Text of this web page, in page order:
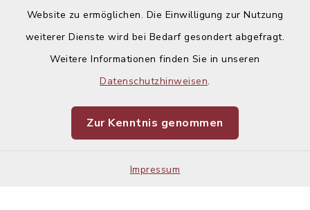
Website zu ermöglichen. Die Einwilligung zur Nutzung
weiterer Dienste wird bei Bedarf gesondert abgefragt.
Weitere Informationen finden Sie in unseren
Datenschutzhinweisen.
Zur Kenntnis genommen
Impressum
Kontakt
Datenschutz
Impressum